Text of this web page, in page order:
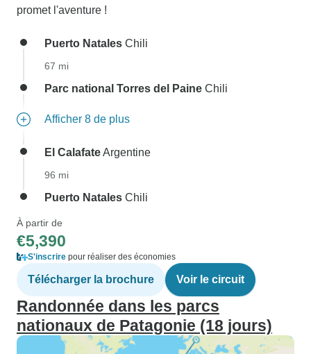
promet l'aventure !
Puerto Natales Chili
67 mi
Parc national Torres del Paine Chili
Afficher 8 de plus
El CalafateArgentine
96 mi
Puerto Natales Chili
À partir de
€5,390
S'inscrire pour réaliser des économies
Télécharger la brochure Voir le circuit
Randonnée dans les parcs
nationaux de Patagonie (18 jours)